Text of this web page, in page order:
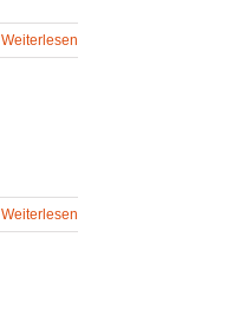
Weiterlesen
Weiterlesen